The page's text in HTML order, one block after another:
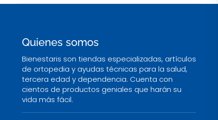
Quienes somos
Bienestaris son tiendas especializadas, artículos
de ortopedia y ayudas técnicas para la salud,
tercera edad y dependencia. Cuenta con
cientos de productos geniales que harán su
vida más fácil.